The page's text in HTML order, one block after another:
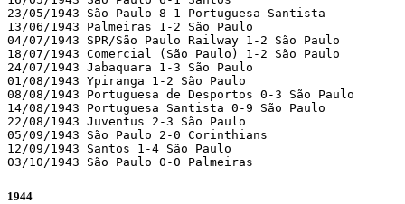
23/05/1943 São Paulo 8-1 Portuguesa Santista
13/06/1943 Palmeiras 1-2 São Paulo
04/07/1943 SPR/São Paulo Railway 1-2 São Paulo
18/07/1943 Comercial (São Paulo) 1-2 São Paulo
24/07/1943 Jabaquara 1-3 São Paulo
01/08/1943 Ypiranga 1-2 São Paulo
08/08/1943 Portuguesa de Desportos 0-3 São Paulo
14/08/1943 Portuguesa Santista 0-9 São Paulo
22/08/1943 Juventus 2-3 São Paulo
05/09/1943 São Paulo 2-0 Corinthians
12/09/1943 Santos 1-4 São Paulo
03/10/1943 São Paulo 0-0 Palmeiras
1944